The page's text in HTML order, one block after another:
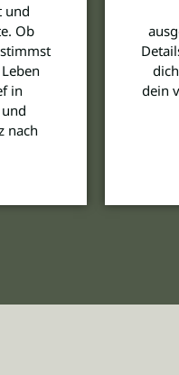
und
Ob
in
nach
dein